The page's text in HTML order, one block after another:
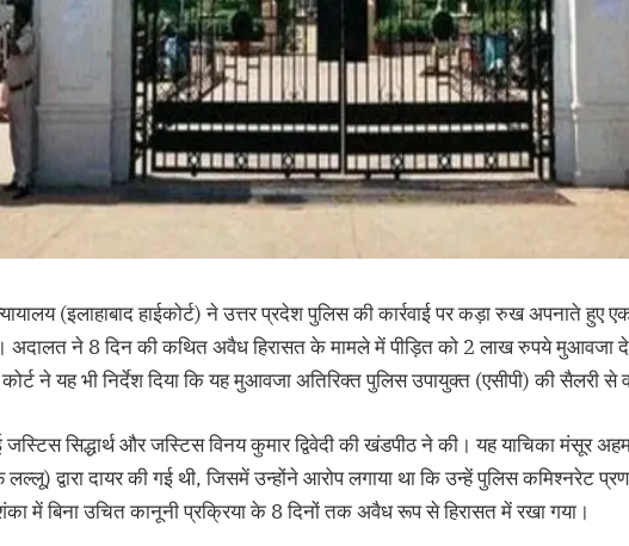
(इलाहाबाद हाईकोर्ट) ने उत्तर प्रदेश पुलिस की कार्रवाई पर कड़ा रुख अपनाते हुए
अदालत ने 8 दिन की कथित अवैध हिरासत के मामले में पीड़ित को 2 लाख रुपये
कोर्ट ने यह भी निर्देश दिया कि यह मुआवजा अतिरिक्त पुलिस उपायुक्त (एसीपी) की सैलरी से
सिद्धार्थ और जस्टिस विनय कुमार द्विवेदी की खंडपीठ ने की। यह याचिका मंसूर
द्वारा दायर की गई थी, जिसमें उन्होंने आरोप लगाया था कि उन्हें पुलिस कमिश्नरेट
में बिना उचित कानूनी प्रक्रिया के 8 दिनों तक अवैध रूप से हिरासत में रखा गया।